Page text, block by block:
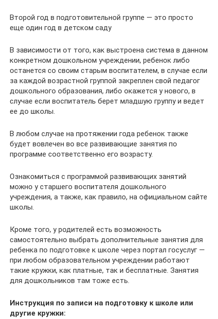
Второй год в подготовительной группе — это просто
еще один год в детском саду
В зависимости от того, как выстроена система в данном
конкретном дошкольном учреждении, ребенок либо
останется со своим старым воспитателем, в случае если
за каждой возрастной группой закреплен свой педагог
дошкольного образования, либо окажется у нового, в
случае если воспитатель берет младшую группу и ведет
ее до школы.
В любом случае на протяжении года ребенок также
будет вовлечен во все развивающие занятия по
программе соответственно его возрасту.
Ознакомиться с программой развивающих занятий
можно у старшего воспитателя дошкольного
учреждения, а также, как правило, на официальном сайте
школы.
Кроме того, у родителей есть возможность
самостоятельно выбрать дополнительные занятия для
ребенка по подготовке к школе через портал госуслуг —
при любом образовательном учреждении работают
такие кружки, как платные, так и бесплатные. Занятия
для дошкольников там тоже есть.
Инструкция по записи на подготовку к школе или
другие кружки: